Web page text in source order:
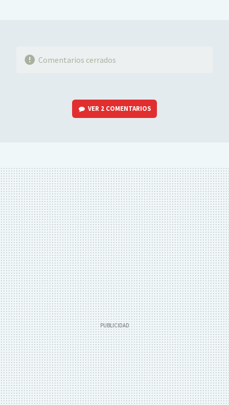
Comentarios cerrados
VER 2 COMENTARIOS